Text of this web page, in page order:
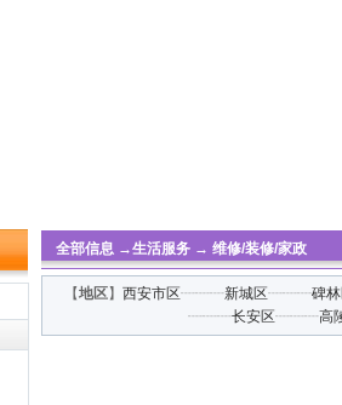
全部信息 →生活服务 → 维修/装修/家政
【地区】 西安市区┈┈┈新城区┈┈┈碑
┈┈┈长安区┈┈┈高